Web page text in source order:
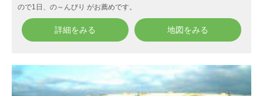
ので1日、の～んびり がお薦めです。
詳細をみる 地図をみる